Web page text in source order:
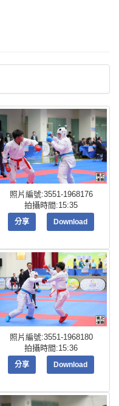
照片編號:3551-1968176
拍攝時間:15:35
分享 Download
照片編號:3551-1968180
拍攝時間:15:36
分享 Download